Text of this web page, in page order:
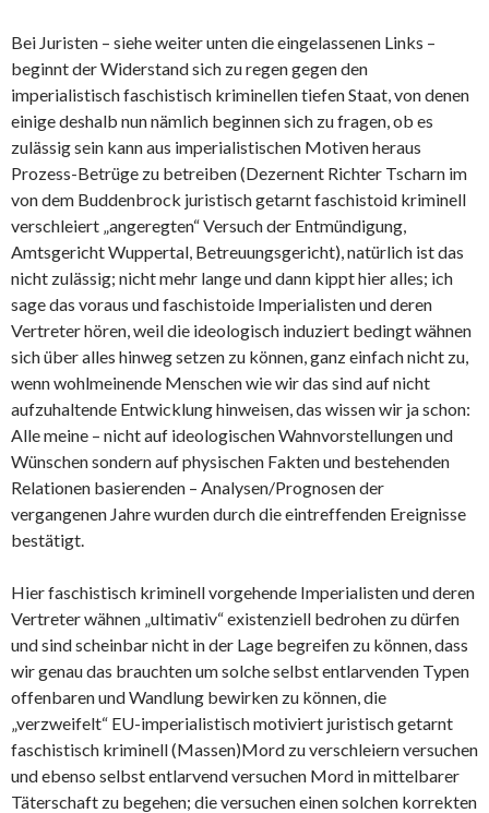
Bei Juristen – siehe weiter unten die eingelassenen Links –
beginnt der Widerstand sich zu regen gegen den
imperialistisch faschistisch kriminellen tiefen Staat, von denen
einige deshalb nun nämlich beginnen sich zu fragen, ob es
zulässig sein kann aus imperialistischen Motiven heraus
Prozess-Betrüge zu betreiben (Dezernent Richter Tscharn im
von dem Buddenbrock juristisch getarnt faschistoid kriminell
verschleiert „angeregten“ Versuch der Entmündigung,
Amtsgericht Wuppertal, Betreuungsgericht), natürlich ist das
nicht zulässig; nicht mehr lange und dann kippt hier alles; ich
sage das voraus und faschistoide Imperialisten und deren
Vertreter hören, weil die ideologisch induziert bedingt wähnen
sich über alles hinweg setzen zu können, ganz einfach nicht zu,
wenn wohlmeinende Menschen wie wir das sind auf nicht
aufzuhaltende Entwicklung hinweisen, das wissen wir ja schon:
Alle meine – nicht auf ideologischen Wahnvorstellungen und
Wünschen sondern auf physischen Fakten und bestehenden
Relationen basierenden – Analysen/Prognosen der
vergangenen Jahre wurden durch die eintreffenden Ereignisse
bestätigt.
Hier faschistisch kriminell vorgehende Imperialisten und deren
Vertreter wähnen „ultimativ“ existenziell bedrohen zu dürfen
und sind scheinbar nicht in der Lage begreifen zu können, dass
wir genau das brauchten um solche selbst entlarvenden Typen
offenbaren und Wandlung bewirken zu können, die
„verzweifelt“ EU-imperialistisch motiviert juristisch getarnt
faschistisch kriminell (Massen)Mord zu verschleiern versuchen
und ebenso selbst entlarvend versuchen Mord in mittelbarer
Täterschaft zu begehen; die versuchen einen solchen korrekten